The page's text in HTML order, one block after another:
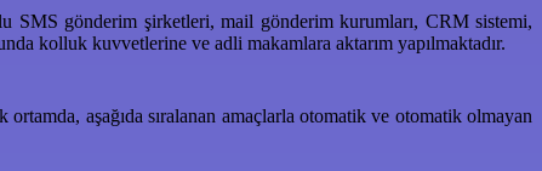
SMS gönderim şirketleri, mail gönderim kurumları, CRM sistemi,
kolluk kuvvetlerine ve adli makamlara aktarım yapılmaktadır.
aşağıda sıralanan amaçlarla otomatik ve otomatik olmayan